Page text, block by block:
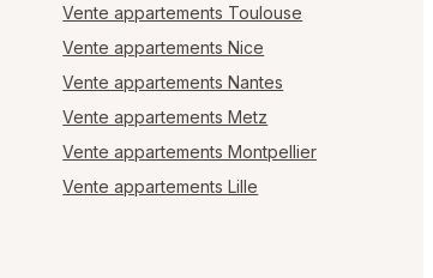
Vente appartements Toulouse
Vente appartements Nice
Vente appartements Nantes
Vente appartements Metz
Vente appartements Montpellier
Vente appartements Lille